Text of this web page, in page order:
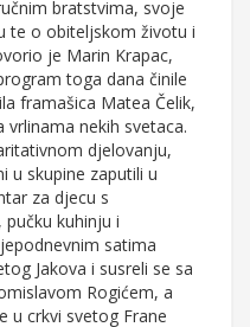
bratstvima, svoje
te o obiteljskom životu i
je Marin Krapac,
toga dana činile
framašica Matea Čelik,
nekih svetaca.
djelovanju,
u skupine zaputili u
za djecu s
kuhinju i
satima
Jakova i susreli se sa
Rogićem, a
u crkvi svetog Frane